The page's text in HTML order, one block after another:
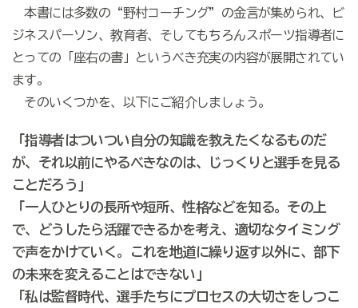
本書には多数の“野村コーチング”の金言が集められ、ビ
ジネスパーソン、教育者、そしてもちろんスポーツ指導者に
とっての「座右の書」というべき充実の内容が展開されてい
ます。
そのいくつかを、以下にご紹介しましょう。
「指導者はついつい自分の知識を教えたくなるものだ
が、それ以前にやるべきなのは、じっくりと選手を見る
ことだろう」
「一人ひとりの長所や短所、性格などを知る。その上
で、どうしたら活躍できるかを考え、適切なタイミング
で声をかけていく。これを地道に繰り返す以外に、部下
の未来を変えることはできない」
「私は監督時代、選手たちにプロセスの大切さをしつこ